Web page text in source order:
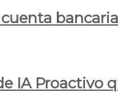
IA Proactivo